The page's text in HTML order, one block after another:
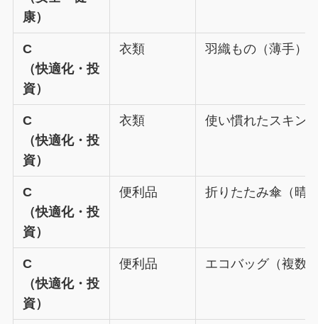
康）
C
（快適化・投
資）
衣類 羽織もの（薄手）
C
（快適化・投
資）
衣類 使い慣れたスキン
C
（快適化・投
資）
便利品 折りたたみ傘（晴
C
（快適化・投
資）
便利品 エコバッグ（複数